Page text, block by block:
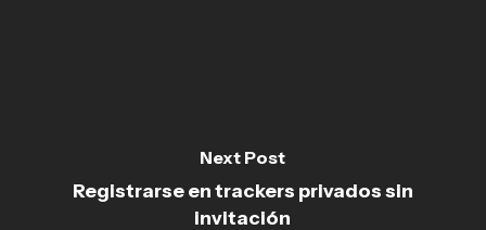
Next Post
Registrarse en trackers privados sin
invitación